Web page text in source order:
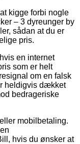
kigge forbi nogle
– 3 dyreunger by
sådan at du er
pris.
en internet
som er helt
om en falsk
heldigvis dækket
bedrageriske
mobilbetaling.
hvis du ønsker at